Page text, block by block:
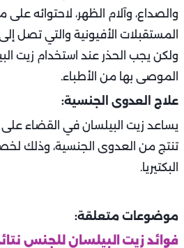
والصداع، وآلام الظهر، لاحتوائه
المستقبلات الأفيونية والتي تصل
ولكن يجب الحذر عند استخدام زيت
الموصى بها من الأطباء.
علاج العدوى الجنسية:
يساعد زيت البيلسان في القضاء على
تنتج من العدوى الجنسية، وذلك
البكتيريا.
موضوعات متعلقة:
فوائد زيت البيلسان للجنس